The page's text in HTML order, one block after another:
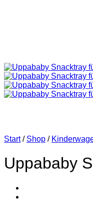
Start / Shop /
Uppababy